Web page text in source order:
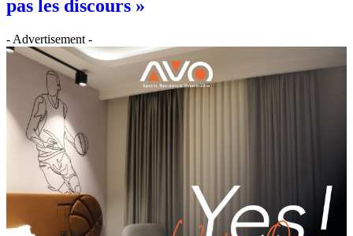
pas les discours »
- Advertisement -